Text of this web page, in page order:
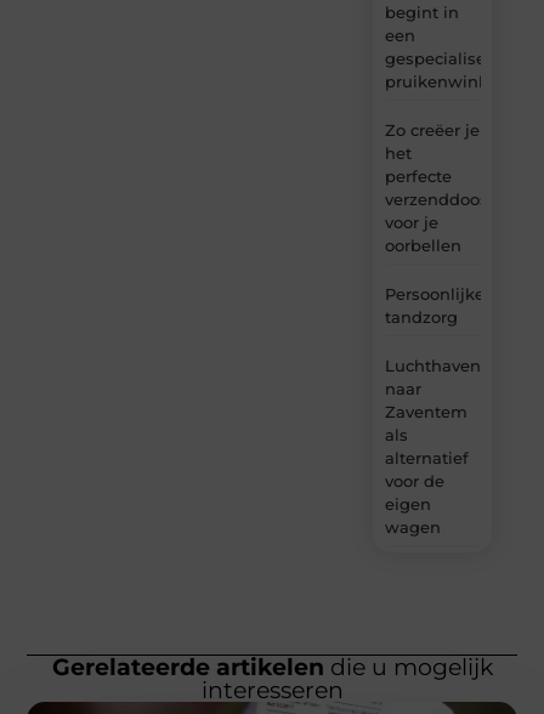
begint in
een
gespecialiseerde
pruikenwinkel
Zo creëer je
het
perfecte
verzenddoosje
voor je
oorbellen
Persoonlijke
tandzorg
Luchthavenvervoer
naar
Zaventem
als
alternatief
voor de
eigen
wagen
Gerelateerde artikelen die u mogelijk
interesseren